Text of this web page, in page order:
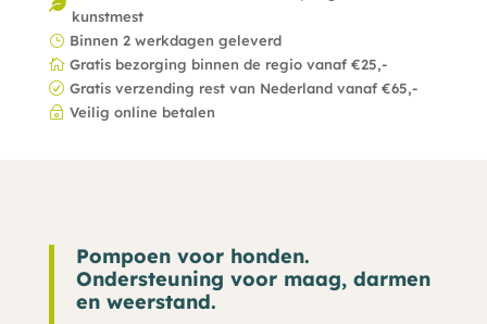

kunstmest
} Binnen 2 werkdagen geleverd
 Gratis bezorging binnen de regio vanaf €25,-
R Gratis verzending rest van Nederland vanaf €65,-
~ Veilig online betalen
Pompoen voor honden.
Ondersteuning voor maag, darmen
en weerstand.